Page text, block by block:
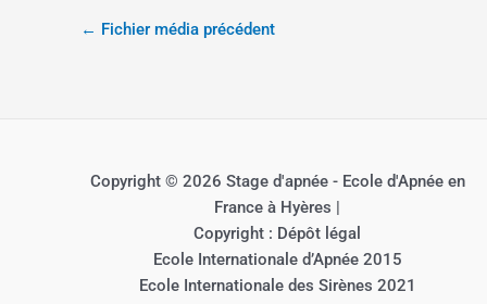
← Fichier média précédent
Copyright © 2026 Stage d'apnée - Ecole d'Apnée en
France à Hyères |
Copyright : Dépôt légal
Ecole Internationale d’Apnée 2015
Ecole Internationale des Sirènes 2021